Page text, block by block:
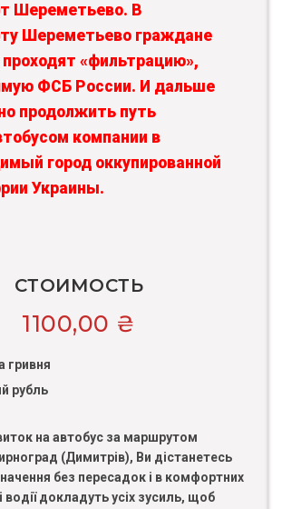
Шереметьево. В
Шереметьево граждане
проходят «фильтрацию»,
ФСБ России. И дальше
продолжить путь
компании в
город оккупированной
Украины.
СТОИМОСТЬ
1100,00 ₴
гривня
рубль
на автобус за маршрутом
(Димитрів), Ви дістанетесь
без пересадок і в комфортних
водії докладуть усіх зусиль, щоб